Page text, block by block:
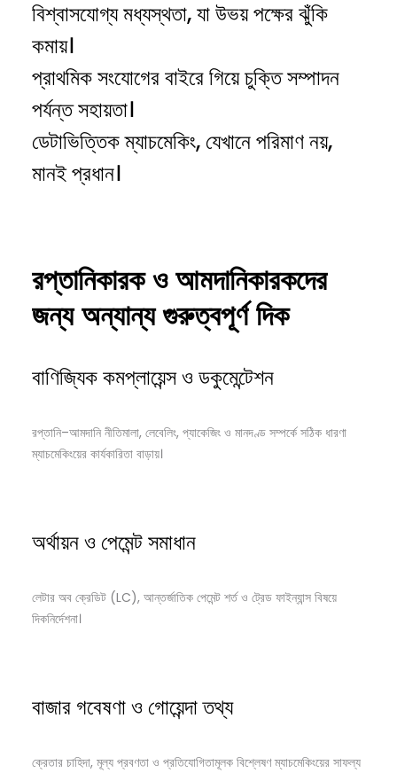
বিশ্বাসযোগ্য মধ্যস্থতা, যা উভয় পক্ষের ঝুঁকি
কমায়।
প্রাথমিক সংযোগের বাইরে গিয়ে চুক্তি সম্পাদন
পর্যন্ত সহায়তা।
ডেটাভিত্তিক ম্যাচমেকিং, যেখানে পরিমাণ নয়,
মানই প্রধান।
রপ্তানিকারকও আমদানিকারকদের
জন্যঅন্যান্যগুরুত্বপূর্ণ দিক
বাণিজ্যিক কমপ্লায়েন্স ও ডকুমেন্টেশন
রপ্তানি–আমদানি নীতিমালা, লেবেলিং, প্যাকেজিং ও মানদণ্ড সম্পর্কে সঠিক ধারণা
ম্যাচমেকিংয়ের কার্যকারিতা বাড়ায়।
অর্থায়ন ও পেমেন্ট সমাধান
লেটার অব ক্রেডিট (LC), আন্তর্জাতিক পেমেন্ট শর্ত ও ট্রেড ফাইন্যান্স বিষয়ে
দিকনির্দেশনা।
বাজার গবেষণা ও গোয়েন্দা তথ্য
ক্রেতার চাহিদা, মূল্য প্রবণতা ও প্রতিযোগিতামূলক বিশ্লেষণ ম্যাচমেকিংয়ের সাফল্য